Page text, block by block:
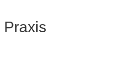
Praxis